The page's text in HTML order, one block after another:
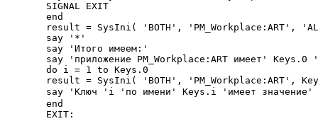
SIGNAL EXIT
end
result = SysIni( 'BOTH', 'PM_Workplace:ART',
say '*'
say 'Итого имеем:'
say 'приложение PM_Workplace:ART имеет'
do i = 1 to Keys.0
result = SysIni( 'BOTH', 'PM_Workplace:ART',
say 'Ключ 'i 'по имени' Keys.i 'имеет
end
EXIT: